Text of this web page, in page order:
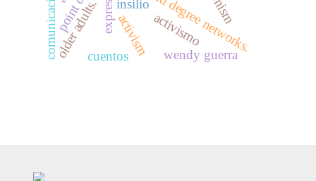
activismo
activismsecond degree networks.
older adults. wendy guerra
insilio
cuentos